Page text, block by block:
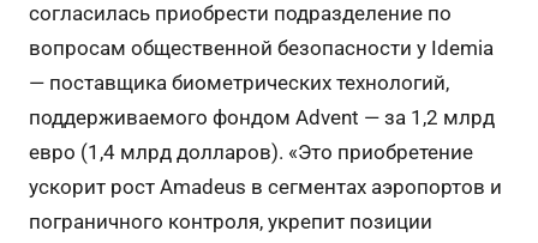
согласилась приобрести подразделение по
вопросам общественной безопасности у Idemia
— поставщика биометрических технологий,
поддерживаемого фондом Advent — за 1,2 млрд
евро (1,4 млрд долларов). «Это приобретение
ускорит рост Amadeus в сегментах аэропортов и
пограничного контроля, укрепит позиции